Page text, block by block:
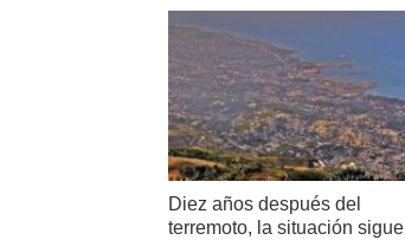
Diez años después del
terremoto, la situación sigue